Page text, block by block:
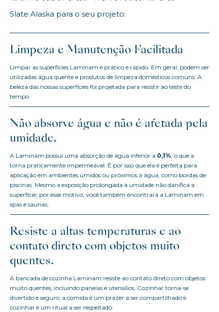
Slate Alaska para o seu projeto:
Limpeza e Manutenção Facilitada
Limpar as superfícies Laminam é prático e rápido. Em geral, podem ser
utilizadas água quente e produtos de limpeza domésticos comuns. A
beleza das nossas superfícies foi projetada para resistir ao teste do
tempo.
Não absorve água e não é afetada pela
umidade.
A Laminam possui uma absorção de água inferior a 0,1%, o que a
torna praticamente impermeável. É por isso que ela é perfeita para
aplicação em ambientes úmidos ou próximos à água, como bordas de
piscinas. Mesmo a exposição prolongada à umidade não danifica a
superfície; por esse motivo, você também encontrará a Laminam em
spas e saunas.
Resiste a altas temperaturas e ao
contato direto com objetos muito
quentes.
A bancada de cozinha Laminam resiste ao contato direto com objetos
muito quentes, incluindo panelas e utensílios. Cozinhar torna-se
divertido e seguro; a comida é um prazer a ser compartilhado e
cozinhar é um ritual a ser respeitado.